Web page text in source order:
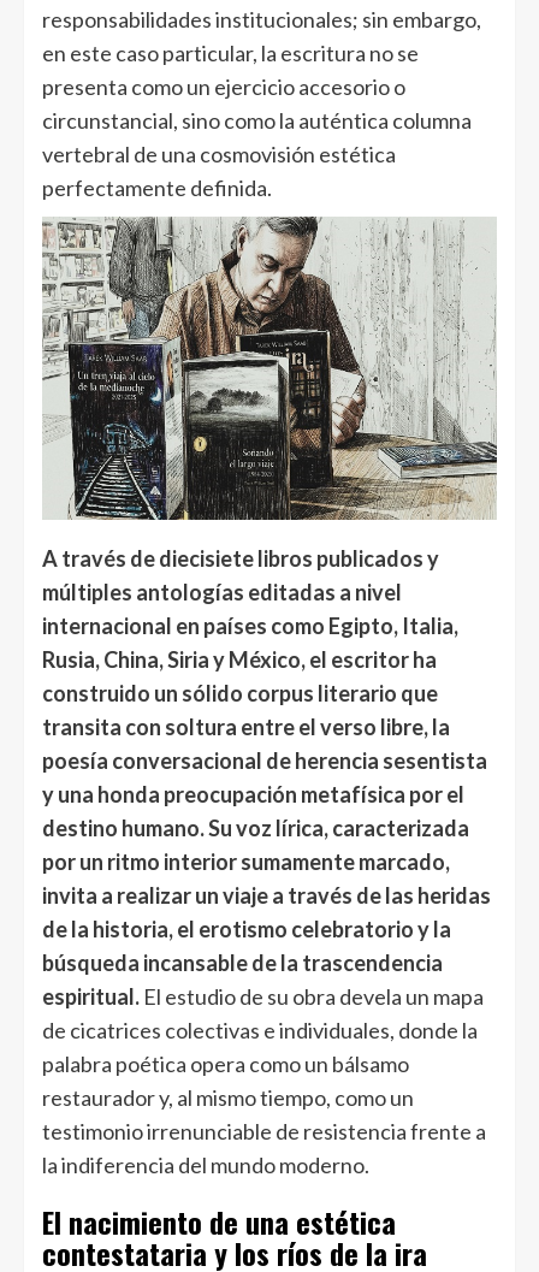
responsabilidades institucionales; sin embargo,
en este caso particular, la escritura no se
presenta como un ejercicio accesorio o
circunstancial, sino como la auténtica columna
vertebral de una cosmovisión estética
perfectamente definida.
A través de diecisiete libros publicados y
múltiples antologías editadas a nivel
internacional en países como Egipto, Italia,
Rusia, China, Siria y México, el escritor ha
construido un sólido corpus literario que
transita con soltura entre el verso libre, la
poesía conversacional de herencia sesentista
y una honda preocupación metafísica por el
destino humano. Su voz lírica, caracterizada
por un ritmo interior sumamente marcado,
invita a realizar un viaje a través de las heridas
de la historia, el erotismo celebratorio y la
búsqueda incansable de la trascendencia
espiritual. El estudio de su obra devela un mapa
de cicatrices colectivas e individuales, donde la
palabra poética opera como un bálsamo
restaurador y, al mismo tiempo, como un
testimonio irrenunciable de resistencia frente a
la indiferencia del mundo moderno.
El nacimiento de una estética
contestataria y los ríos de la ira